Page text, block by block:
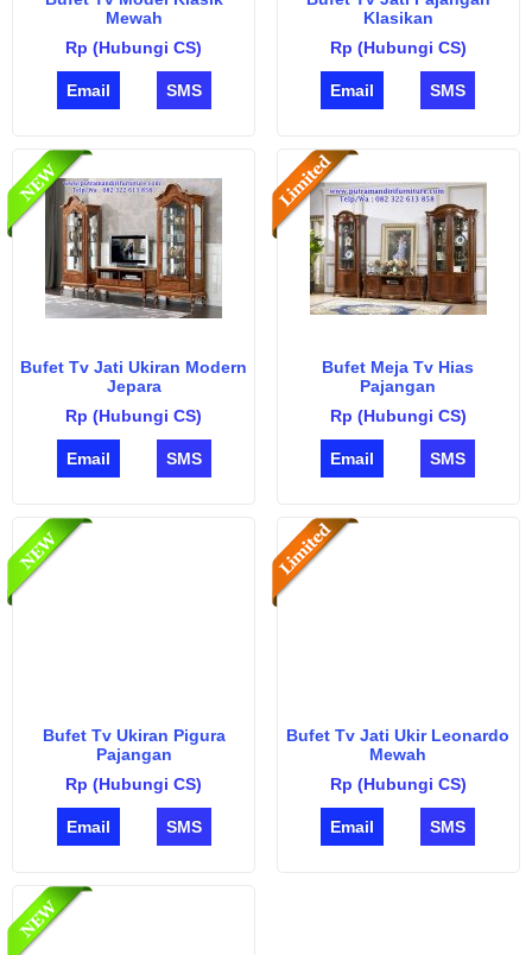
Mewah
Rp (Hubungi CS)
Email SMS
Klasikan
Rp (Hubungi CS)
Email SMS
Bufet Tv Jati Ukiran Modern
Jepara
Rp (Hubungi CS)
Email SMS
Bufet Meja Tv Hias
Pajangan
Rp (Hubungi CS)
Email SMS
Bufet Tv Ukiran Pigura
Pajangan
Rp (Hubungi CS)
Email SMS
Bufet Tv Jati Ukir Leonardo
Mewah
Rp (Hubungi CS)
Email SMS